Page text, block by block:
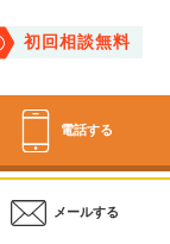
初回相談無料
電話する
メールする